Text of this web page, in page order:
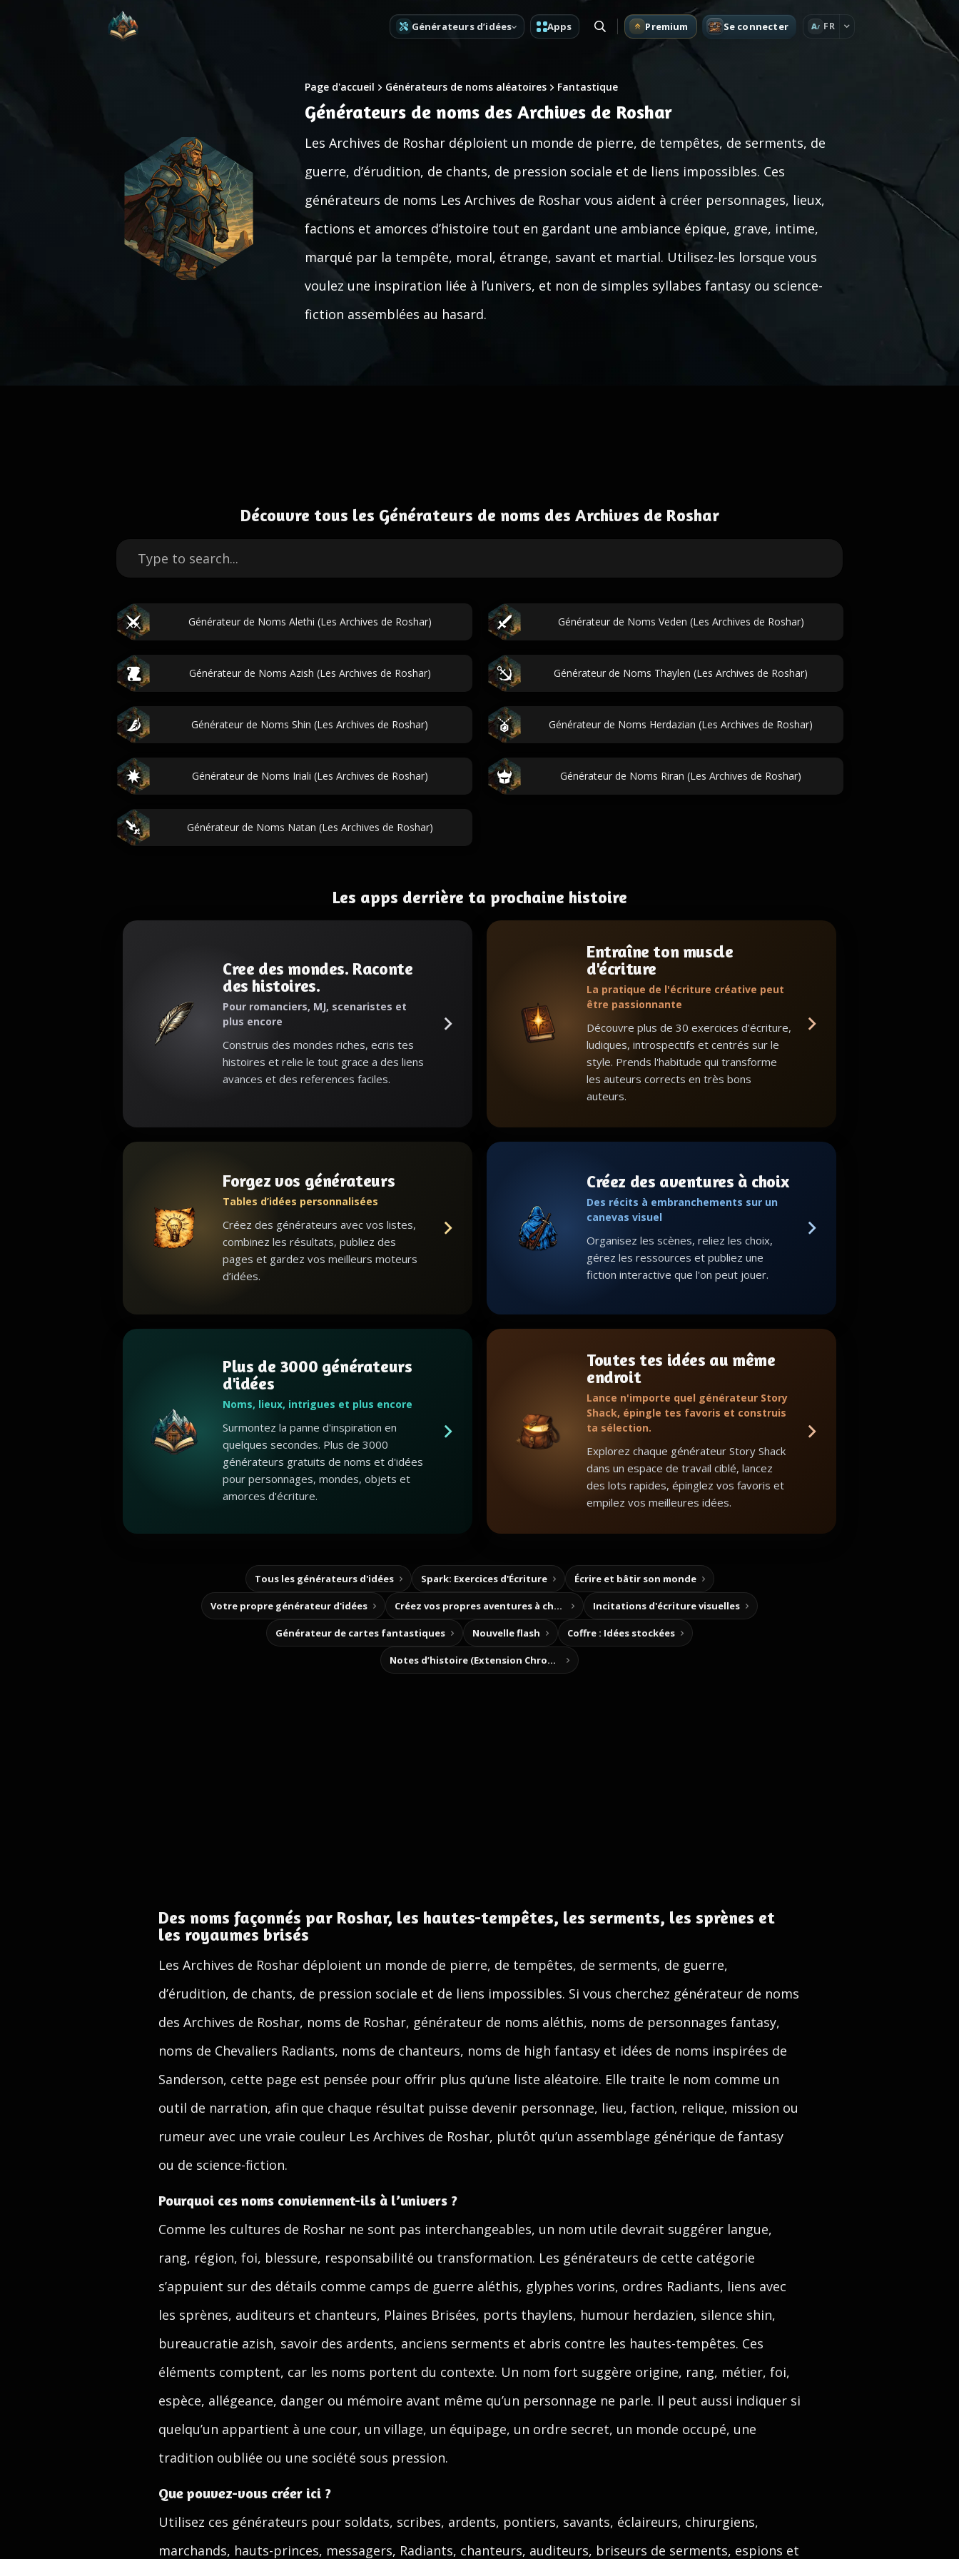
Générateurs d’idées Apps Premium Se connecter A FR
Page d'accueil Générateurs de noms aléatoires Fantastique
Générateurs de noms des Archives de Roshar
Les Archives de Roshar déploient un monde de pierre, de tempêtes, de serments, de
guerre, d’érudition, de chants, de pression sociale et de liens impossibles. Ces
générateurs de noms Les Archives de Roshar vous aident à créer personnages, lieux,
factions et amorces d’histoire tout en gardant une ambiance épique, grave, intime,
marqué par la tempête, moral, étrange, savant et martial. Utilisez-les lorsque vous
voulez une inspiration liée à l’univers, et non de simples syllabes fantasy ou science-
fiction assemblées au hasard.
Découvre tous les Générateurs de noms des Archives de Roshar
Générateur de Noms Alethi (Les Archives de Roshar) Générateur de Noms Veden (Les Archives de Roshar)
Générateur de Noms Azish (Les Archives de Roshar) Générateur de Noms Thaylen (Les Archives de Roshar)
Générateur de Noms Shin (Les Archives de Roshar) Générateur de Noms Herdazian (Les Archives de Roshar)
Générateur de Noms Iriali (Les Archives de Roshar) Générateur de Noms Riran (Les Archives de Roshar)
Générateur de Noms Natan (Les Archives de Roshar)
Les apps derrière ta prochaine histoire
Cree des mondes. Raconte
des histoires.
Pour romanciers, MJ, scenaristes et
plus encore
Construis des mondes riches, ecris tes
histoires et relie le tout grace a des liens
avances et des references faciles.
Entraîne ton muscle
d'écriture
La pratique de l'écriture créative peut
être passionnante
Découvre plus de 30 exercices d'écriture,
ludiques, introspectifs et centrés sur le
style. Prends l'habitude qui transforme
les auteurs corrects en très bons
auteurs.
Forgez vos générateurs
Tables d’idées personnalisées
Créez des générateurs avec vos listes,
combinez les résultats, publiez des
pages et gardez vos meilleurs moteurs
d’idées.
Créez des aventures à choix
Des récits à embranchements sur un
canevas visuel
Organisez les scènes, reliez les choix,
gérez les ressources et publiez une
fiction interactive que l'on peut jouer.
Plus de 3000 générateurs
d'idées
Noms, lieux, intrigues et plus encore
Surmontez la panne d'inspiration en
quelques secondes. Plus de 3000
générateurs gratuits de noms et d'idées
pour personnages, mondes, objets et
amorces d'écriture.
Toutes tes idées au même
endroit
Lance n'importe quel générateur Story
Shack, épingle tes favoris et construis
ta sélection.
Explorez chaque générateur Story Shack
dans un espace de travail ciblé, lancez
des lots rapides, épinglez vos favoris et
empilez vos meilleures idées.
Tous les générateurs d'idées Spark: Exercices d'Écriture Écrire et bâtir son monde
Votre propre générateur d'idées Créez vos propres aventures à choix Incitations d'écriture visuelles
Générateur de cartes fantastiques Nouvelle flash Coffre : Idées stockées
Notes d’histoire (Extension Chrome)
Des noms façonnés par Roshar, les hautes-tempêtes, les serments, les sprènes et
les royaumes brisés
Les Archives de Roshar déploient un monde de pierre, de tempêtes, de serments, de guerre,
d’érudition, de chants, de pression sociale et de liens impossibles. Si vous cherchez générateur de noms
des Archives de Roshar, noms de Roshar, générateur de noms aléthis, noms de personnages fantasy,
noms de Chevaliers Radiants, noms de chanteurs, noms de high fantasy et idées de noms inspirées de
Sanderson, cette page est pensée pour offrir plus qu’une liste aléatoire. Elle traite le nom comme un
outil de narration, afin que chaque résultat puisse devenir personnage, lieu, faction, relique, mission ou
rumeur avec une vraie couleur Les Archives de Roshar, plutôt qu’un assemblage générique de fantasy
ou de science-fiction.
Pourquoi ces noms conviennent-ils à l’univers ?
Comme les cultures de Roshar ne sont pas interchangeables, un nom utile devrait suggérer langue,
rang, région, foi, blessure, responsabilité ou transformation. Les générateurs de cette catégorie
s’appuient sur des détails comme camps de guerre aléthis, glyphes vorins, ordres Radiants, liens avec
les sprènes, auditeurs et chanteurs, Plaines Brisées, ports thaylens, humour herdazien, silence shin,
bureaucratie azish, savoir des ardents, anciens serments et abris contre les hautes-tempêtes. Ces
éléments comptent, car les noms portent du contexte. Un nom fort suggère origine, rang, métier, foi,
espèce, allégeance, danger ou mémoire avant même qu’un personnage ne parle. Il peut aussi indiquer si
quelqu’un appartient à une cour, un village, un équipage, un ordre secret, un monde occupé, une
tradition oubliée ou une société sous pression.
Que pouvez-vous créer ici ?
Utilisez ces générateurs pour soldats, scribes, ardents, pontiers, savants, éclaireurs, chirurgiens,
marchands, hauts-princes, messagers, Radiants, chanteurs, auditeurs, briseurs de serments, espions et